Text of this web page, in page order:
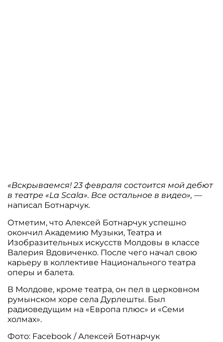
«Вскрываемся! 23 февраля состоится мой дебют
в театре «La Scala». Все остальное в видео», —
написал Ботнарчук.
Отметим, что Алексей Ботнарчук успешно
окончил Академию Музыки, Театра и
Изобразительных искусств Молдовы в классе
Валерия Вдовиченко. После чего начал свою
карьеру в коллективе Национального театра
оперы и балета.
В Молдове, кроме театра, он пел в церковном
румынском хоре села Дурлешты. Был
радиоведущим на «Европа плюс» и «Семи
холмах».
Фото: Facebook / Алексей Ботнарчук